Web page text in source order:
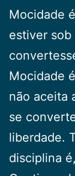
Mocidade
estiver
Mocidade
não aceita
se
liberdade.
disciplina